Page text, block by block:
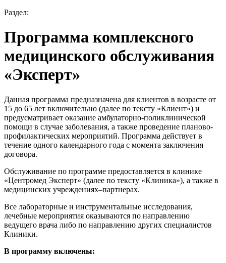
Раздел:
Программа комплексного
медицинского обслуживания
«Эксперт»
Данная программа предназначена для клиентов в возрасте от
15 до 65 лет включительно (далее по тексту «Клиент») и
предусматривает оказание амбулаторно-поликлинической
помощи в случае заболевания, а также проведение планово-
профилактических мероприятий. Программа действует в
течение одного календарного года с момента заключения
договора.
Обслуживание по программе предоставляется в клинике
«Центромед Эксперт» (далее по тексту «Клиника»), а также в
медицинских учреждениях–партнерах.
Все лабораторные и инструментальные исследования,
лечебные мероприятия оказываются по направлению
ведущего врача либо по направлению других специалистов
Клиники.
В программу включены: